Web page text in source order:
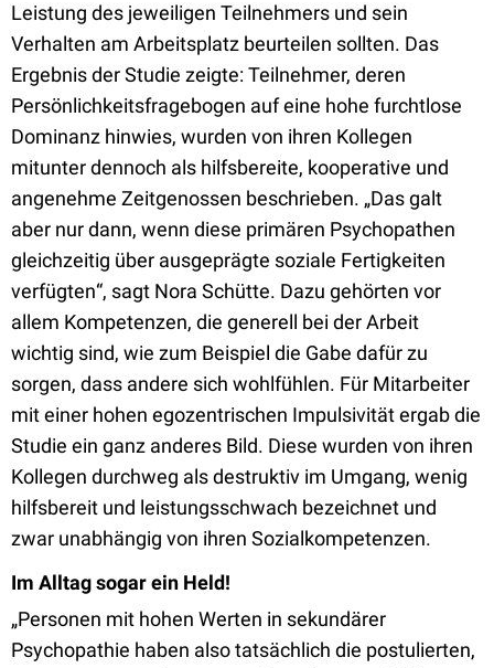
Leistung des jeweiligen Teilnehmers und sein
Verhalten am Arbeitsplatz beurteilen sollten. Das
Ergebnis der Studie zeigte: Teilnehmer, deren
Persönlichkeitsfragebogen auf eine hohe furchtlose
Dominanz hinwies, wurden von ihren Kollegen
mitunter dennoch als hilfsbereite, kooperative und
angenehme Zeitgenossen beschrieben. „Das galt
aber nur dann, wenn diese primären Psychopathen
gleichzeitig über ausgeprägte soziale Fertigkeiten
verfügten“, sagt Nora Schütte. Dazu gehörten vor
allem Kompetenzen, die generell bei der Arbeit
wichtig sind, wie zum Beispiel die Gabe dafür zu
sorgen, dass andere sich wohlfühlen. Für Mitarbeiter
mit einer hohen egozentrischen Impulsivität ergab die
Studie ein ganz anderes Bild. Diese wurden von ihren
Kollegen durchweg als destruktiv im Umgang, wenig
hilfsbereit und leistungsschwach bezeichnet und
zwar unabhängig von ihren Sozialkompetenzen.
Im Alltag sogar ein Held!
„Personen mit hohen Werten in sekundärer
Psychopathie haben also tatsächlich die postulierten,